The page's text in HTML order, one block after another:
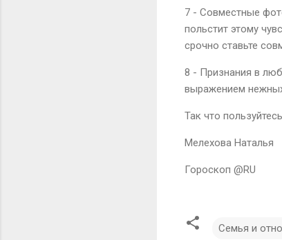
7 - Совместные
польстит этому
срочно ставьте
8 - Признания в
выражением
Так что
Мелехова Наталья
Гороскоп @RU
Семья и